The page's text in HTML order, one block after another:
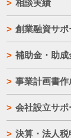
相談実績
創業融資サポ
補助金・助成
事業計画書作
会社設立サポ
決算・法人税